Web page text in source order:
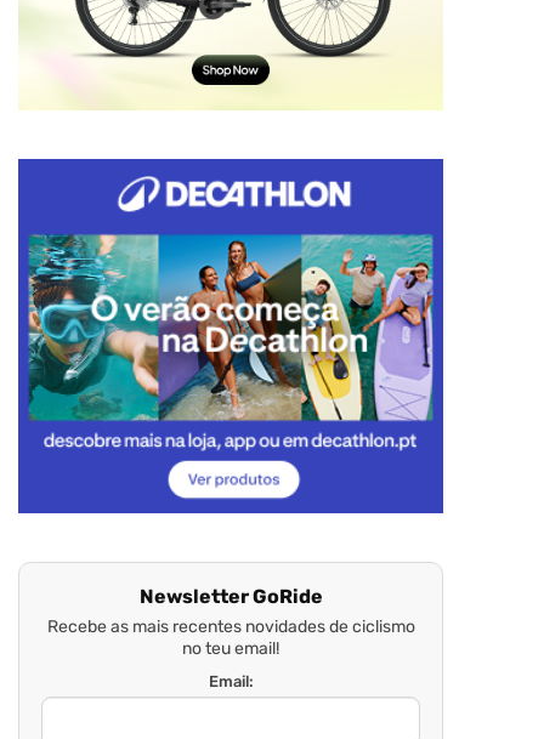
Newsletter GoRide
Recebe as mais recentes novidades de ciclismo
no teu email!
Email: